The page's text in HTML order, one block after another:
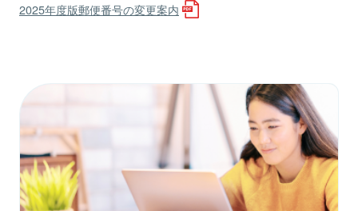
2025年度版郵便番号の変更案内